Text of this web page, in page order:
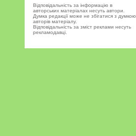
Відповідальність за інформацію в
авторських матеріалах несуть автори.
Думка редакції може не збігатися з думкою
авторів матеріалу.
Відповідальність за зміст реклами несуть
рекламодавці.